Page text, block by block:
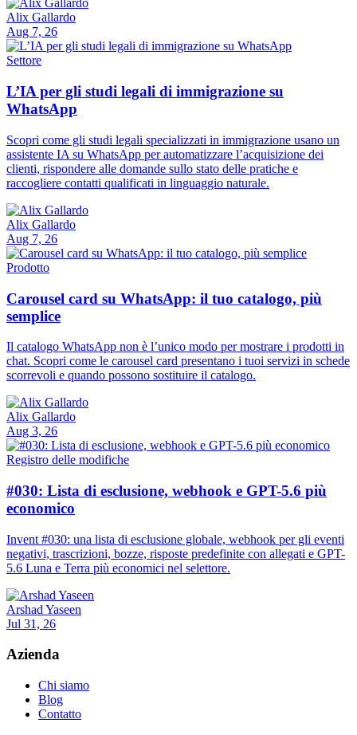
Alix Gallardo
Aug 7, 26
Settore
L’IA per gli studi legali di immigrazione su
WhatsApp
Scopri come gli studi legali specializzati in immigrazione usano un
assistente IA su WhatsApp per automatizzare l’acquisizione dei
clienti, rispondere alle domande sullo stato delle pratiche e
raccogliere contatti qualificati in linguaggio naturale.
Alix Gallardo
Aug 7, 26
Prodotto
Carousel card su WhatsApp: il tuo catalogo, più
semplice
Il catalogo WhatsApp non è l’unico modo per mostrare i prodotti in
chat. Scopri come le carousel card presentano i tuoi servizi in schede
scorrevoli e quando possono sostituire il catalogo.
Alix Gallardo
Aug 3, 26
Registro delle modifiche
#030: Lista di esclusione, webhook e GPT-5.6 più
economico
Invent #030: una lista di esclusione globale, webhook per gli eventi
negativi, trascrizioni, bozze, risposte predefinite con allegati e GPT-
5.6 Luna e Terra più economici nel selettore.
Arshad Yaseen
Jul 31, 26
Azienda
Chi siamo
Blog
Contatto